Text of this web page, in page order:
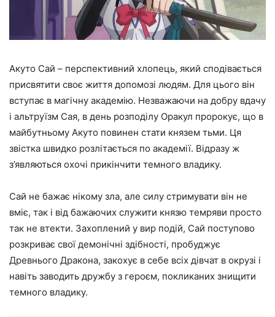
Акуто Сай – перспективний хлопець, який сподівається
присвятити своє життя допомозі людям. Для цього він
вступає в магічну академію. Незважаючи на добру вдачу
і альтруїзм Сая, в день розподілу Оракул пророкує, що в
майбутньому Акуто повинен стати князем тьми. Ця
звістка швидко розлітається по академії. Відразу ж
з’являються охочі прикінчити темного владику.
Сай не бажає нікому зла, але силу стримувати він не
вміє, так і від бажаючих служити князю темряви просто
так не втекти. Захоплений у вир подій, Сай поступово
розкриває свої демонічні здібності, пробуджує
Древнього Дракона, закохує в себе всіх дівчат в окрузі і
навіть заводить дружбу з героєм, покликаних знищити
темного владику.